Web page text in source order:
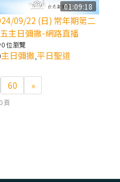
【將臨期避靜】—「福
【將臨期避靜】—匝凱
「走近」匝凱
做【將臨期避靜】—「轉
01:09:18
09/22 (日) 常年期第二
主日彌撒-網路直播
0 位瀏覽
主日彌撒, 平日聖道
60 »
頁